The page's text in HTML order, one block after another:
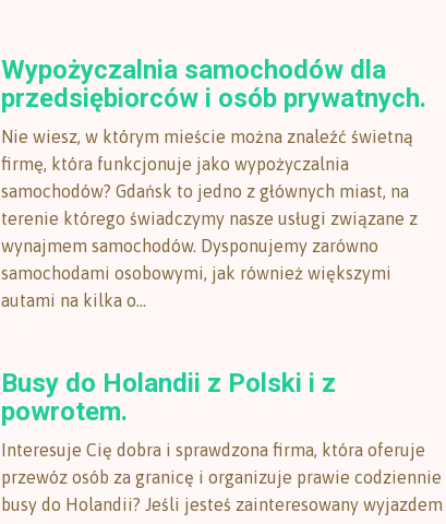
Wypożyczalnia samochodów dla
przedsiębiorców i osób prywatnych.
Nie wiesz, w którym mieście można znaleźć świetną
firmę, która funkcjonuje jako wypożyczalnia
samochodów? Gdańsk to jedno z głównych miast, na
terenie którego świadczymy nasze usługi związane z
wynajmem samochodów. Dysponujemy zarówno
samochodami osobowymi, jak również większymi
autami na kilka o...
Busy do Holandii z Polski i z
powrotem.
Interesuje Cię dobra i sprawdzona firma, która oferuje
przewóz osób za granicę i organizuje prawie codziennie
busy do Holandii? Jeśli jesteś zainteresowany wyjazdem